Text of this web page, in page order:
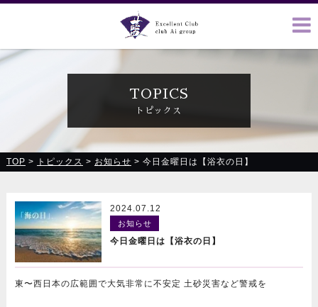
クラブ藍(あい)、クラブ恋(れん)、ルミナス、浪漫館で皆様の
お越しをお待ちしております
TOPICS
トピックス
TOP > トピックス > お知らせ > 今日金曜日は【浴衣の日】
2024.07.12
お知らせ
今日金曜日は【浴衣の日】
東〜西日本の広範囲で大気非常に不安定 土砂災害など警戒を